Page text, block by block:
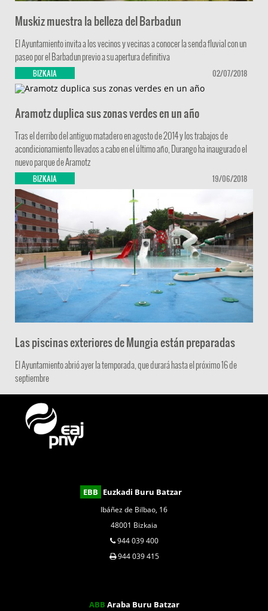
Muskiz muestra la belleza del Barbadun
El Ayuntamiento invita a los vecinos y vecinas a conocer la senda fluvial con un
paseo por el Barbadun previo a su apertura definitiva
BIZKAIA 02/07/2018
Aramotz duplica sus zonas verdes en un año
Tras el derribo del antiguo matadero en agosto de 2014 y los trabajos de
acondicionamiento llevados a cabo en el último año, Durango ha inaugurado el
nuevo parque de Aramotz
BIZKAIA 19/06/2018
Las piscinas exteriores de Mungia están preparadas
El Ayuntamiento abrió ayer la temporada, que durará hasta el próximo 16 de
septiembre
EBB Euzkadi Buru Batzar
Ibáñez de Bilbao, 16
48001 Bizkaia
944 039 400
944 039 415
ABB Araba Buru Batzar